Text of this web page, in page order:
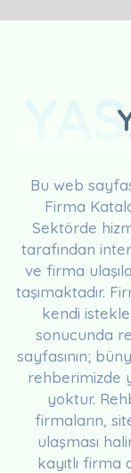
Bu web
Firma
Sektörde
tarafından
ve firma
taşımaktadır.
kendi
sonucunda
sayfasının;
rehberimizde
yoktur.
firmaların,
ulaşması
kayıtlı